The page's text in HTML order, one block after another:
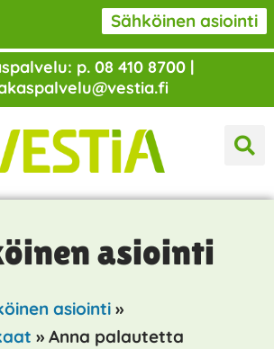
Sähköinen asiointi
p. 08 410 8700 |
asiointi
asiointi »
» Anna palautetta